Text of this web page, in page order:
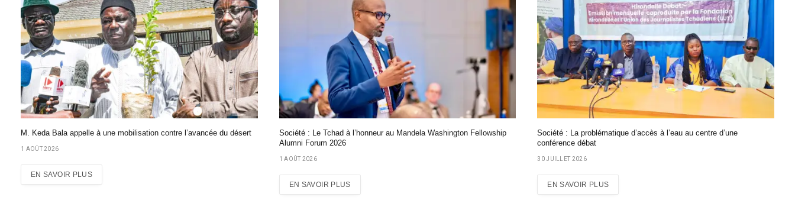
M. Keda Bala appelle à une mobilisation contre l’avancée du désert
1 AOÛT 2026
EN SAVOIR PLUS
Société : Le Tchad à l’honneur au Mandela Washington Fellowship
Alumni Forum 2026
1 AOÛT 2026
EN SAVOIR PLUS
Société : La problématique d’accès à l’eau au centre d’une
conférence débat
30 JUILLET 2026
EN SAVOIR PLUS